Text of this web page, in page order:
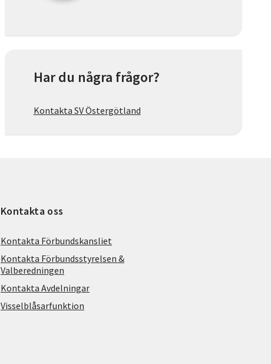
Har du några frågor?
Kontakta SV Östergötland
Kontakta oss
Kontakta Förbundskansliet
Kontakta Förbundsstyrelsen &
Valberedningen
Kontakta Avdelningar
Visselblåsarfunktion